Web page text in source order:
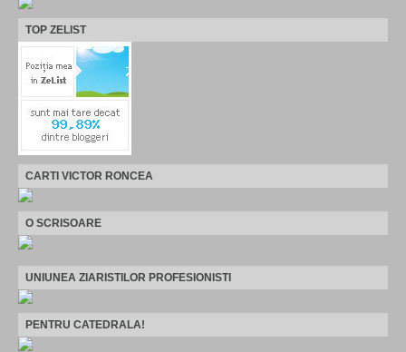
TOP ZELIST
CARTI VICTOR RONCEA
O SCRISOARE
UNIUNEA ZIARISTILOR PROFESIONISTI
PENTRU CATEDRALA!